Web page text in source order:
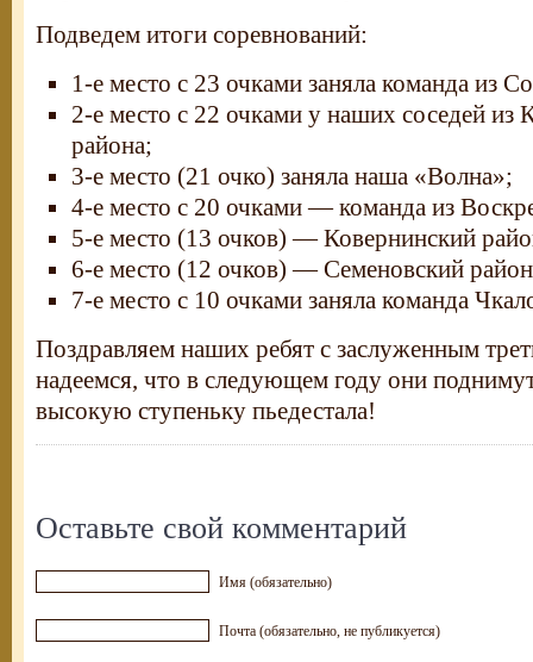
Подведем итоги соревнований:
1-е место с 23 очками заняла команда из
2-е место с 22 очками у наших соседей из
района;
3-е место (21 очко) заняла наша «Волна»;
4-е место с 20 очками — команда из
5-е место (13 очков) — Ковернинский
6-е место (12 очков) — Семеновский
7-е место с 10 очками заняла команда
Поздравляем наших ребят с заслуженным
надеемся, что в следующем году они
высокую ступеньку пьедестала!
Оставьте свой комментарий
Имя (обязательно)
Почта (обязательно, не публикуется)